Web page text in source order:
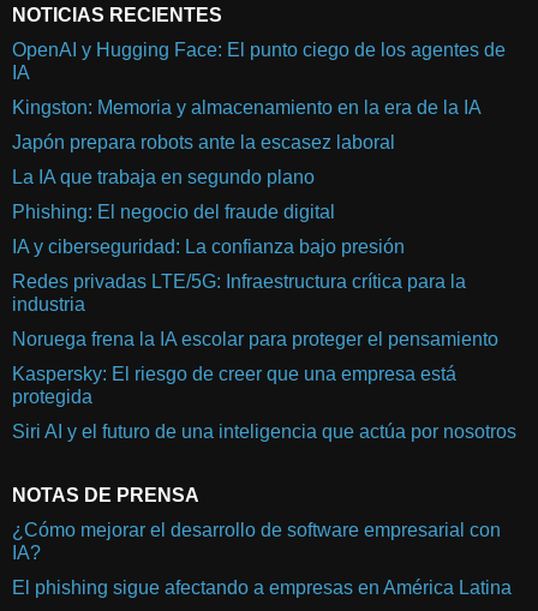
NOTICIAS RECIENTES
OpenAI y Hugging Face: El punto ciego de los agentes de
IA
Kingston: Memoria y almacenamiento en la era de la IA
Japón prepara robots ante la escasez laboral
La IA que trabaja en segundo plano
Phishing: El negocio del fraude digital
IA y ciberseguridad: La confianza bajo presión
Redes privadas LTE/5G: Infraestructura crítica para la
industria
Noruega frena la IA escolar para proteger el pensamiento
Kaspersky: El riesgo de creer que una empresa está
protegida
Siri AI y el futuro de una inteligencia que actúa por nosotros
NOTAS DE PRENSA
¿Cómo mejorar el desarrollo de software empresarial con
IA?
El phishing sigue afectando a empresas en América Latina